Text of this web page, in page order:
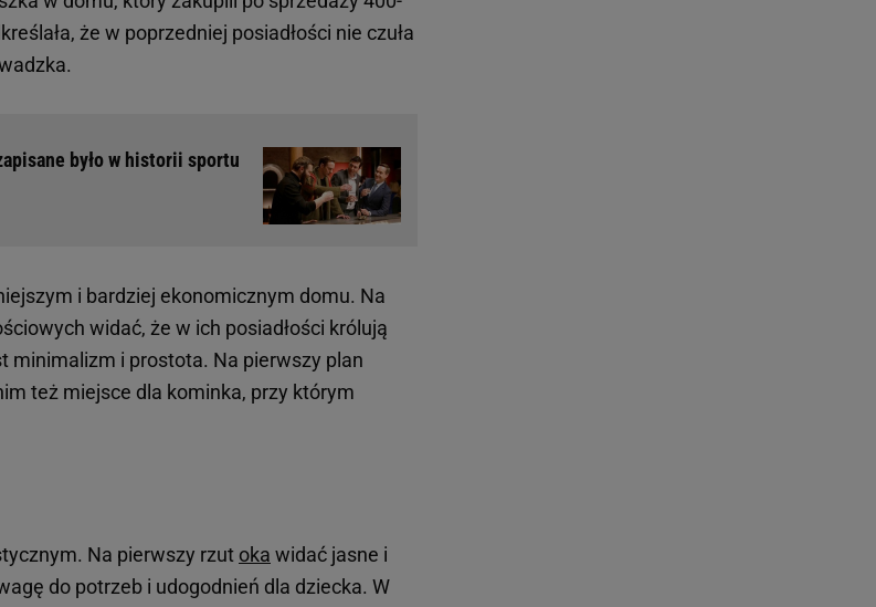
że w poprzedniej posiadłości nie czuła
było w historii sportu
i bardziej ekonomicznym domu. Na
widać, że w ich posiadłości królują
minimalizm i prostota. Na pierwszy plan
też miejsce dla kominka, przy którym
Na pierwszy rzut oka widać jasne i
do potrzeb i udogodnień dla dziecka. W